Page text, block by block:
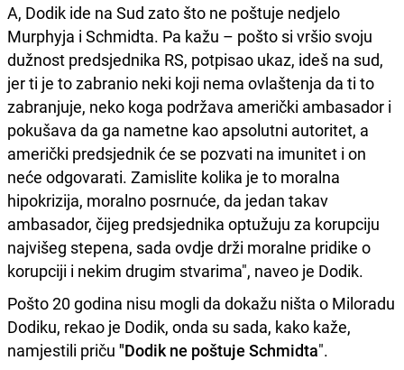
A, Dodik ide na Sud zato što ne poštuje nedjelo
Murphyja i Schmidta. Pa kažu – pošto si vršio svoju
dužnost predsjednika RS, potpisao ukaz, ideš na sud,
jer ti je to zabranio neki koji nema ovlaštenja da ti to
zabranjuje, neko koga podržava američki ambasador i
pokušava da ga nametne kao apsolutni autoritet, a
američki predsjednik će se pozvati na imunitet i on
neće odgovarati. Zamislite kolika je to moralna
hipokrizija, moralno posrnuće, da jedan takav
ambasador, čijeg predsjednika optužuju za korupciju
najvišeg stepena, sada ovdje drži moralne pridike o
korupciji i nekim drugim stvarima", naveo je Dodik.
Pošto 20 godina nisu mogli da dokažu ništa o Miloradu
Dodiku, rekao je Dodik, onda su sada, kako kaže,
namjestili priču "Dodik ne poštuje Schmidta".